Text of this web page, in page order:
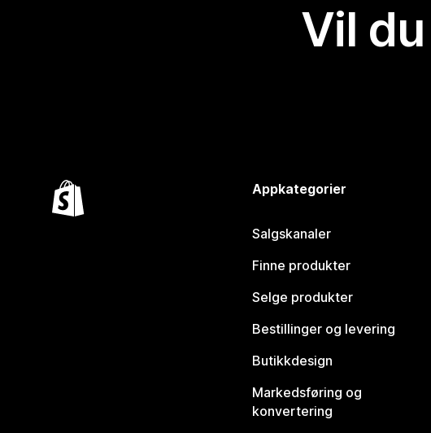
Vil
Appkategorier
Salgskanaler
Finne produkter
Selge produkter
Bestillinger og levering
Butikkdesign
Markedsføring og
konvertering